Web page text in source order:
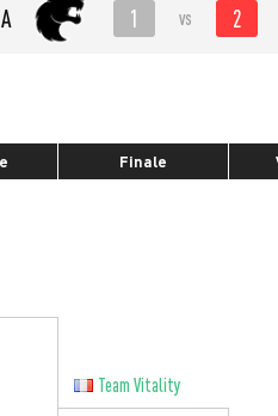
1 vs 2
Finale
Team Vitality